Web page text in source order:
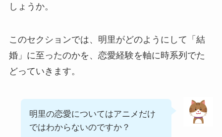
しょうか。
このセクションでは、明里がどのようにして「結
婚」に至ったのかを、恋愛経験を軸に時系列でた
どっていきます。
明里の恋愛についてはアニメだけ
ではわからないのですか？